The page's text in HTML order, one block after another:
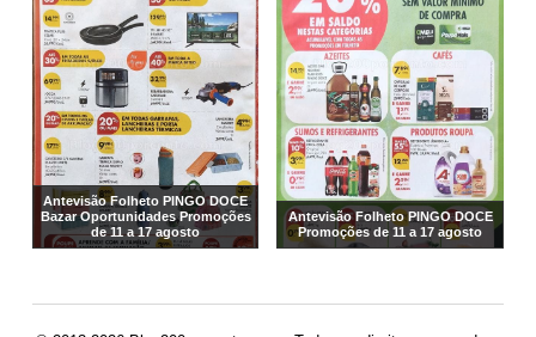
Antevisão Folheto PINGO DOCE
Bazar Oportunidades Promoções
de 11 a 17 agosto
Antevisão Folheto PINGO DOCE
Promoções de 11 a 17 agosto